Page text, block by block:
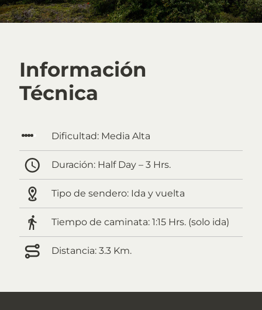
Información
Técnica
Dificultad: Media Alta
Duración: Half Day – 3 Hrs.
Tipo de sendero: Ida y vuelta
Tiempo de caminata: 1:15 Hrs. (solo ida)
Distancia: 3.3 Km.